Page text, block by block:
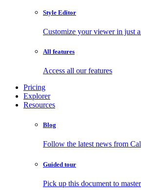
Style Editor
Customize your viewer in just
All features
Access all our features
Pricing
Explorer
Resources
Blog
Follow the latest news from
Guided tour
Pick up this document to